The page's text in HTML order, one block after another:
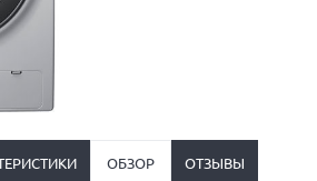
ОБЗОР ОТЗЫВЫ